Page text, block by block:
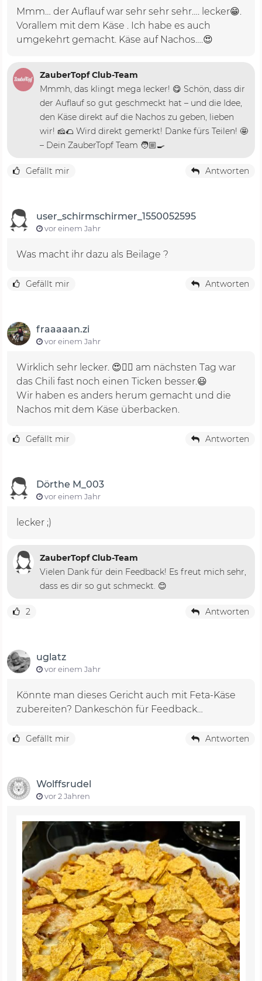
Mmm… der Auflauf war sehr sehr sehr…. lecker😁.
Vorallem mit dem Käse . Ich habe es auch
umgekehrt gemacht. Käse auf Nachos….😍
ZauberTopf Club-Team
Mmmh, das klingt mega lecker! 😋 Schön, dass dir
der Auflauf so gut geschmeckt hat – und die Idee,
den Käse direkt auf die Nachos zu geben, lieben
wir! 🧀🌮 Wird direkt gemerkt! Danke fürs Teilen! 🤩
– Dein ZauberTopf Team 🧑🏼‍🍳
Gefällt mir Antworten
user_schirmschirmer_1550052595
vor einem Jahr
Was macht ihr dazu als Beilage ?
Gefällt mir Antworten
fraaaaan.zi
vor einem Jahr
Wirklich sehr lecker. 😍👍🏻 am nächsten Tag war
das Chili fast noch einen Ticken besser.😃
Wir haben es anders herum gemacht und die
Nachos mit dem Käse überbacken.
Gefällt mir Antworten
Dörthe M_003
vor einem Jahr
lecker ;)
ZauberTopf Club-Team
Vielen Dank für dein Feedback! Es freut mich sehr,
dass es dir so gut schmeckt. 😊
2 Antworten
uglatz
vor einem Jahr
Könnte man dieses Gericht auch mit Feta-Käse
zubereiten? Dankeschön für Feedback…
Gefällt mir Antworten
Wolffsrudel
vor 2 Jahren